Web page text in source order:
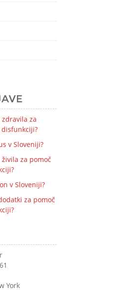
za
v Sloveniji?
za pomoč
v Sloveniji?
za pomoč
York